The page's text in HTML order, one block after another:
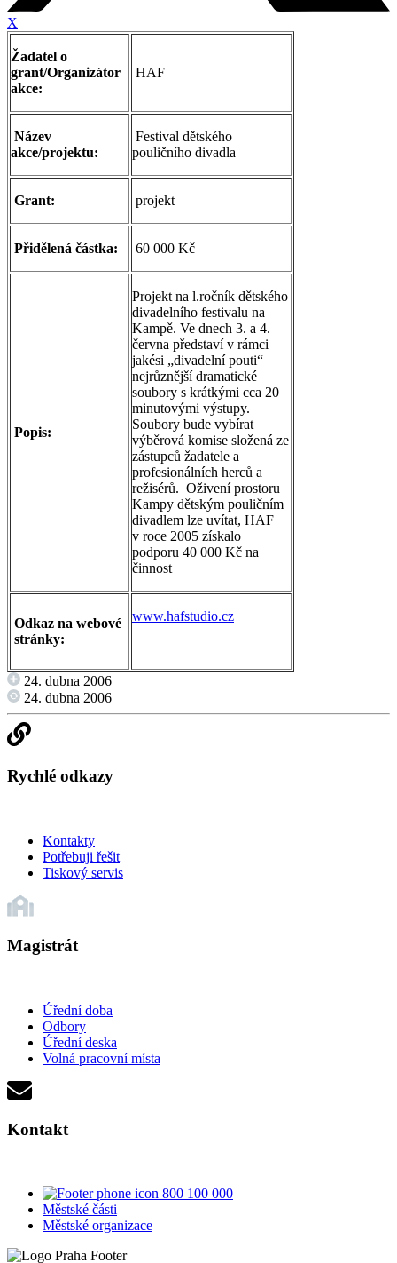
X
Žadatel o
grant/Organizátor
akce:
HAF
Název
akce/projektu:
Festival dětského
pouličního divadla
Grant: projekt
Přidělená částka: 60 000 Kč
Popis:
Projekt na l.ročník dětského
divadelního festivalu na
Kampě. Ve dnech 3. a 4.
června představí v rámci
jakési „divadelní pouti“
nejrůznější dramatické
soubory s krátkými cca 20
minutovými výstupy.
Soubory bude vybírat
výběrová komise složená ze
zástupců žadatele a
profesionálních herců a
režisérů. Oživení prostoru
Kampy dětským pouličním
divadlem lze uvítat, HAF
v roce 2005 získalo
podporu 40 000 Kč na
činnost
Odkaz na webové
stránky:
www.hafstudio.cz
24. dubna 2006
24. dubna 2006
Rychlé odkazy
Kontakty
Potřebuji řešit
Tiskový servis
Magistrát
Úřední doba
Odbory
Úřední deska
Volná pracovní místa
Kontakt
800 100 000
Městské části
Městské organizace